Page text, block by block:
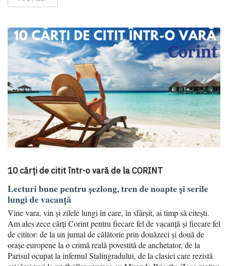
10 cărți de citit într-o vară de la CORINT
Lecturi bune pentru șezlong, tren de noapte și serile
lungi de vacanță
Vine vara, vin și zilele lungi în care, în sfârșit, ai timp să citești.
Am ales zece cărți Corint pentru fiecare fel de vacanță și fiecare fel
de cititor: de la un jurnal de călătorie prin douăzeci și două de
orașe europene la o crimă reală povestită de anchetator, de la
Parisul ocupat la infernul Stalingradului, de la clasici care rezistă